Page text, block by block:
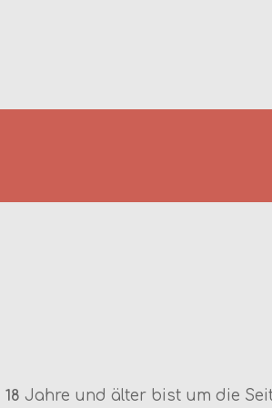
18 Jahre und älter bist um die